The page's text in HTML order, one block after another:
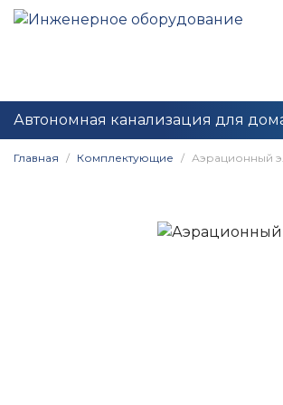
Автономная канализация для
Главная Комплектующие Аэрационный